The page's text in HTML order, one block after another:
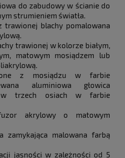
do zabudowy w ścianie do
strumieniem światła.
trawionej blachy pomalowana
trawionej w kolorze białym,
matowym mosiądzem lub
z mosiądzu w farbie
aluminiowa głowica
w trzech osiach w farbie
akrylowy o matowym
zamykająca malowana farbą
jasności w zależności od 5